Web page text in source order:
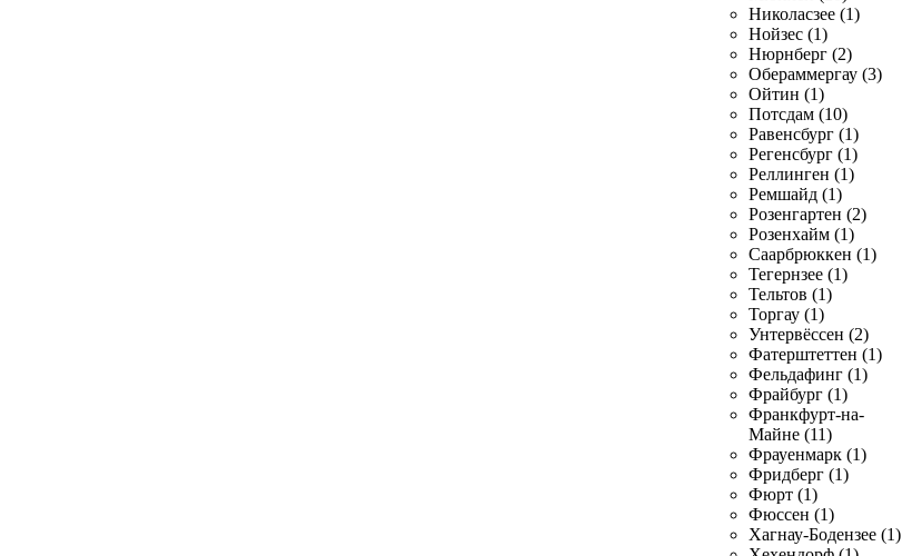
Николасзее (1)
Нойзес (1)
Нюрнберг (2)
Обераммергау (3)
Ойтин (1)
Потсдам (10)
Равенсбург (1)
Регенсбург (1)
Реллинген (1)
Ремшайд (1)
Розенгартен (2)
Розенхайм (1)
Саарбрюккен (1)
Тегернзее (1)
Тельтов (1)
Торгау (1)
Унтервёссен (2)
Фатерштеттен (1)
Фельдафинг (1)
Фрайбург (1)
Франкфурт-на-
Майне (11)
Фрауенмарк (1)
Фридберг (1)
Фюрт (1)
Фюссен (1)
Хагнау-Бодензее (1)